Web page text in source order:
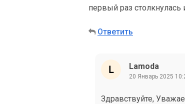
первый раз
Ответить
Lamoda
20 Январь 2025
Здравствуйте,